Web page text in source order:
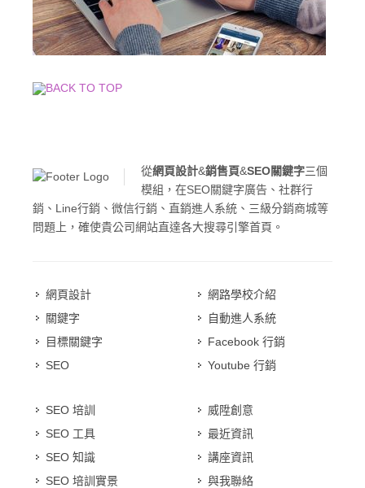
BACK TO TOP
從網頁設計&銷售頁&SEO關鍵字三個
模組，在SEO關鍵字廣告、社群行
銷、Line行銷、微信行銷、直銷進人系統、三級分銷商城等
問題上，確使貴公司網站直達各大搜尋引擎首頁。
網頁設計
關鍵字
目標關鍵字
SEO
網路學校介紹
自動進人系統
Facebook 行銷
Youtube 行銷
SEO 培訓
SEO 工具
SEO 知識
SEO 培訓實景
威陞創意
最近資訊
講座資訊
與我聯絡